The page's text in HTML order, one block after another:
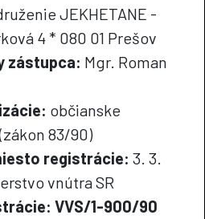
JEKHETANE -
4 * 080 01 Prešov
zástupca: Mgr. Roman
občianske
83/90)
registrácie: 3. 3.
vnútra SR
VVS/1-900/90